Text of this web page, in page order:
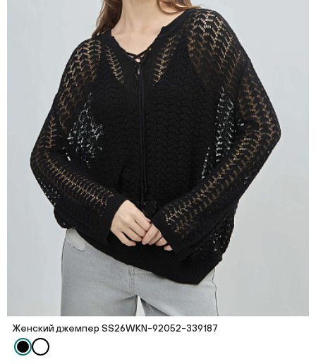
Женский джемпер SS26WKN-92052-339187